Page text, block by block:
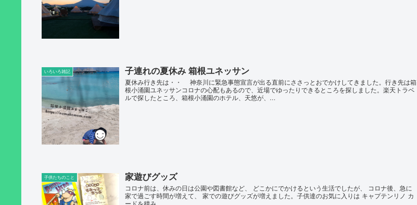
いろいろ雑記 子連れの夏休み 箱根ユネッサン
夏休み行き先は・・ 神奈川に緊急事態宣言が出る直前にささっとおでかけしてきました。行き先は箱
根小涌園ユネッサンコロナの心配もあるので、近場でゆったりできるところを探しました。楽天トラベ
ルで探したところ、箱根小涌園のホテル、天悠が、...
子供たちのこと 家遊びグッズ
コロナ前は、休みの日は公園や図書館など、 どこかにでかけるという生活でしたが、 コロナ後、急に
家で過ごす時間が増えて、 家での遊びグッズが増えました。子供達のお気に入りは キャプテンリノ カ